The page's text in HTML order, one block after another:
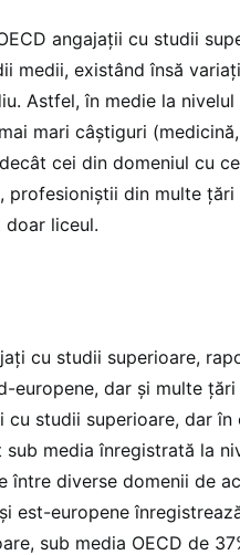
angajații cu studii
medii, existând însă
Astfel, în medie la nivelul
mari câștiguri (medicină,
cei din domeniul cu
profesioniștii din multe țări
doar liceul.
cu studii superioare,
europene, dar și multe țări
studii superioare, dar în
media înregistrată la
între diverse domenii de
est-europene
sub media OECD de